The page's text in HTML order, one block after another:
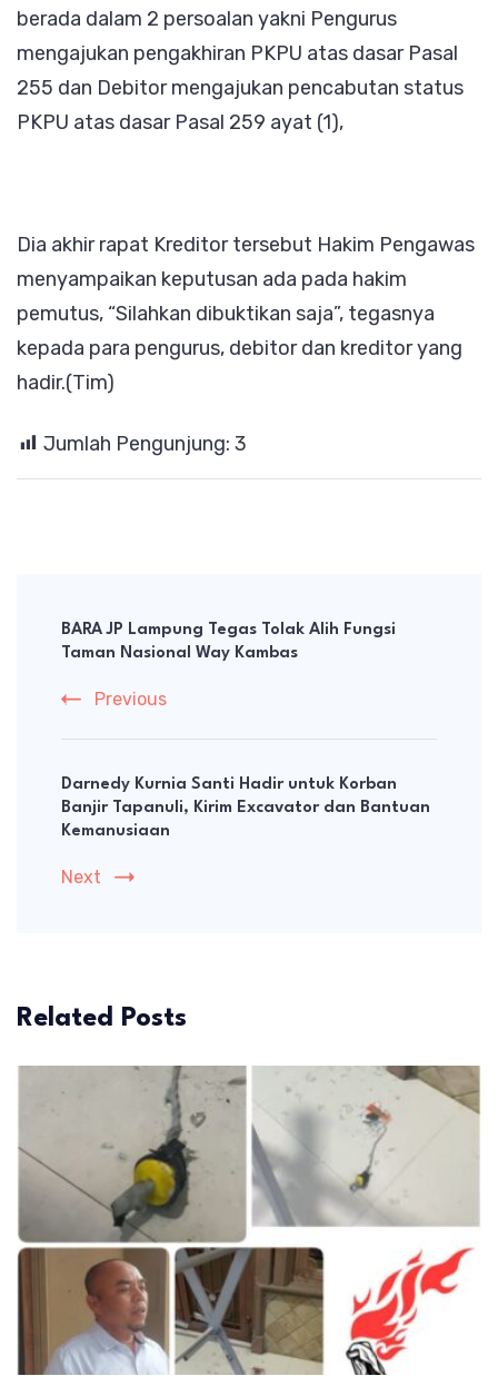
berada dalam 2 persoalan yakni Pengurus
mengajukan pengakhiran PKPU atas dasar Pasal
255 dan Debitor mengajukan pencabutan status
PKPU atas dasar Pasal 259 ayat (1),
Dia akhir rapat Kreditor tersebut Hakim Pengawas
menyampaikan keputusan ada pada hakim
pemutus, “Silahkan dibuktikan saja”, tegasnya
kepada para pengurus, debitor dan kreditor yang
hadir.(Tim)
Jumlah Pengunjung: 3
Navigation
BARA JP Lampung Tegas Tolak Alih Fungsi
Taman Nasional Way Kambas
Previous
Darnedy Kurnia Santi Hadir untuk Korban
Banjir Tapanuli, Kirim Excavator dan Bantuan
Kemanusiaan
Next
Related Posts